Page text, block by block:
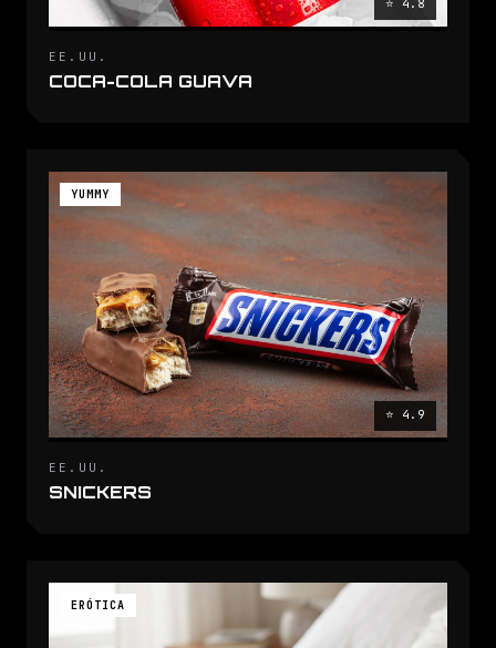
⭐ 4.8
EE.UU.
COCA-COLA GUAVA
YUMMY
⭐ 4.9
EE.UU.
SNICKERS
ERÓTICA